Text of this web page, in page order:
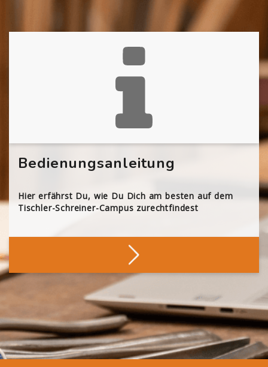
Bedienungsanleitung
Hier erfährst Du, wie Du Dich am besten auf dem
Tischler-Schreiner-Campus zurechtfindest